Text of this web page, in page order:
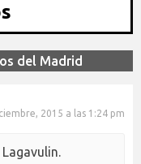
del Madrid
2015 a las 1:24 pm